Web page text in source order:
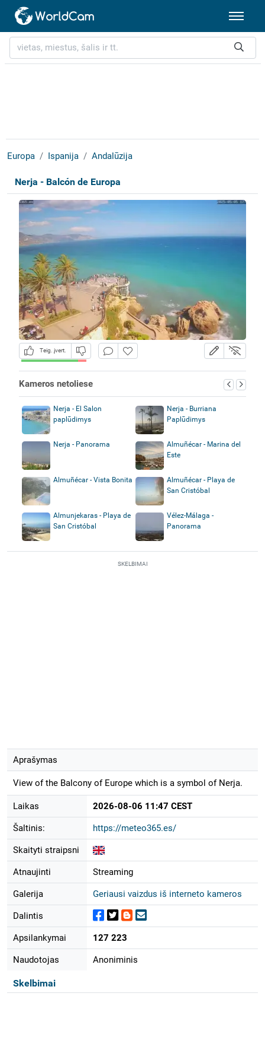
Europa Ispanija Andalūzija
Nerja - Balcón de Europa
Teig. įvert.
Kameros netoliese
Nerja - El Salon
paplūdimys
Nerja - Burriana
Paplūdimys
Nerja - Panorama
Almuñécar - Marina del
Este
Almuñécar - Vista Bonita
Almuñécar - Playa de
San Cristóbal
Almunjekaras - Playa de
San Cristóbal
Vélez-Málaga -
Panorama
SKELBIMAI
Aprašymas
View of the Balcony of Europe which is a symbol of Nerja.
Laikas 2026-08-06 11:47 CEST
Šaltinis: https://meteo365.es/
Skaityti straipsni
Atnaujinti Streaming
Galerija Geriausi vaizdus iš interneto kameros
Dalintis
Apsilankymai 127 223
Naudotojas Anoniminis
Skelbimai